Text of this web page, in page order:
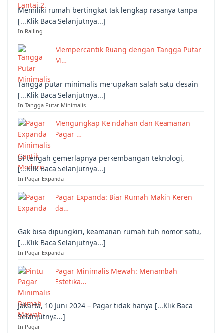
Memiliki rumah bertingkat tak lengkap rasanya tanpa
[...Klik Baca Selanjutnya...]
In Railing
Mempercantik Ruang dengan Tangga Putar
M…
Tangga putar minimalis merupakan salah satu desain
[...Klik Baca Selanjutnya...]
In Tangga Putar Minimalis
Mengungkap Keindahan dan Keamanan
Pagar …
Di tengah gemerlapnya perkembangan teknologi,
[...Klik Baca Selanjutnya...]
In Pagar Expanda
Pagar Expanda: Biar Rumah Makin Keren
da…
Gak bisa dipungkiri, keamanan rumah tuh nomor satu,
[...Klik Baca Selanjutnya...]
In Pagar Expanda
Pagar Minimalis Mewah: Menambah
Estetika…
Jakarta, 10 Juni 2024 – Pagar tidak hanya [...Klik Baca
Selanjutnya...]
In Pagar